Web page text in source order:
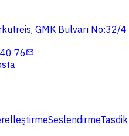
GMK Bulvarı No:32/4
76mail
SeslendirmeTasdik